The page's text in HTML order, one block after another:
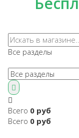
Все разделы
Всего 0 руб
Всего 0 руб